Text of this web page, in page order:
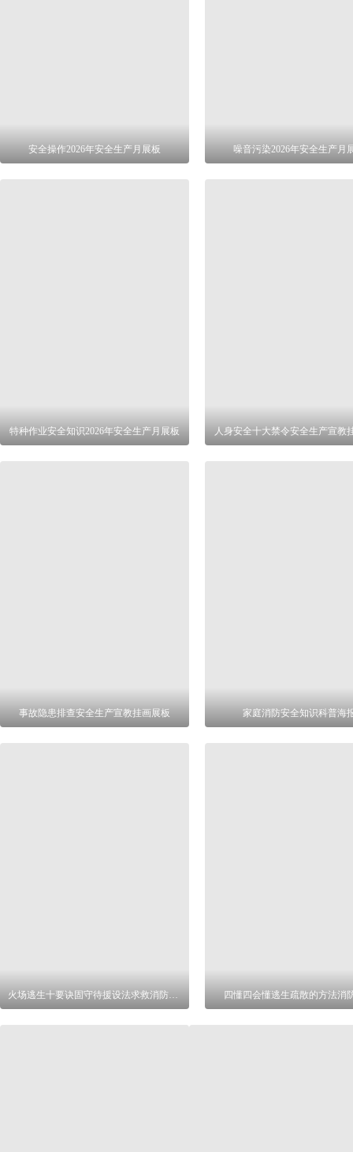
安全操作2026年安全生产月展板 噪音污染2026年安全生产月
特种作业安全知识2026年安全生产月展板 人身安全十大禁令安全生产宣教
事故隐患排查安全生产宣教挂画展板 家庭消防安全知识科普海
火场逃生十要诀固守待援设法求救消防海报 四懂四会懂逃生疏散的方法消